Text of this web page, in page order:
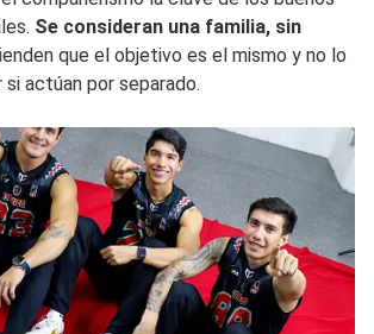
Se consideran una familia, sin
que el objetivo es el mismo y no lo
actúan por separado.